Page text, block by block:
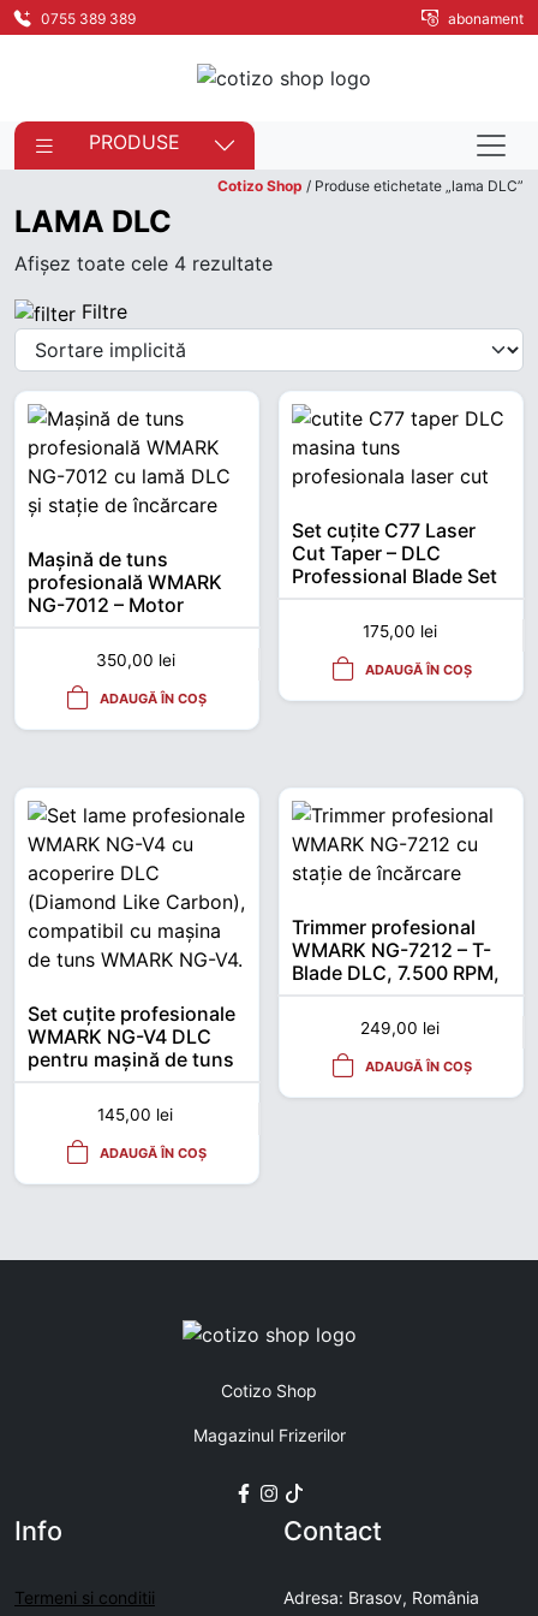
0755 389 389 abonament
PRODUSE
Cotizo Shop / Produse etichetate „lama DLC”
LAMA DLC
Afișez toate cele 4 rezultate
Filtre
Mașină de tuns
profesională WMARK
NG-7012 – Motor
Brushless, încărcare
USB, autonomie mare
350,00 lei
ADAUGĂ ÎN COȘ
Set cuțite C77 Laser
Cut Taper – DLC
Professional Blade Set
175,00 lei
ADAUGĂ ÎN COȘ
Set cuțite profesionale
WMARK NG-V4 DLC
pentru mașină de tuns
145,00 lei
ADAUGĂ ÎN COȘ
Trimmer profesional
WMARK NG-7212 – T-
Blade DLC, 7.500 RPM,
stație de încărcare USB
249,00 lei
ADAUGĂ ÎN COȘ
Cotizo Shop
Magazinul Frizerilor
Info
Termeni si conditii
Contact
Adresa: Brasov, România